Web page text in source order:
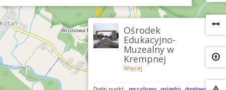
Ośrodek
Edukacyjno-
Muzealny w
Krempnej
Więcej